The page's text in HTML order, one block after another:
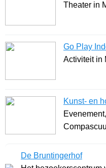
Theater in
Go Play
Activiteit in
Kunst- en
De Bruntingerhof